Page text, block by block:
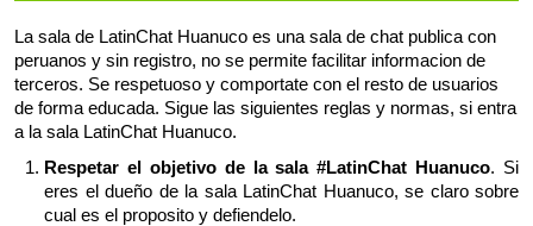
La sala de LatinChat Huanuco es una sala de chat publica con
peruanos y sin registro, no se permite facilitar informacion de
terceros. Se respetuoso y comportate con el resto de usuarios
de forma educada. Sigue las siguientes reglas y normas, si entra
a la sala LatinChat Huanuco.
Respetar el objetivo de la sala #LatinChat Huanuco. Si
eres el dueño de la sala LatinChat Huanuco, se claro sobre
cual es el proposito y defiendelo.